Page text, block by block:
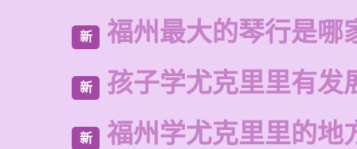
新 福州最大的琴行是哪
新 孩子学尤克里里有发
新 福州学尤克里里的地